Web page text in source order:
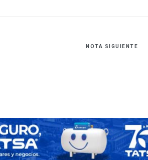
NOTA SIGUIENTE